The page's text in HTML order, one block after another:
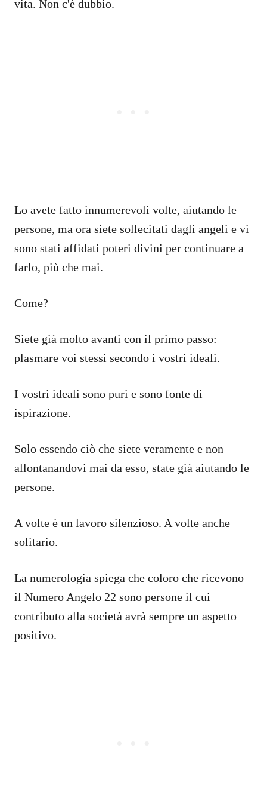
vita. Non c'è dubbio.
Lo avete fatto innumerevoli volte, aiutando le
persone, ma ora siete sollecitati dagli angeli e vi
sono stati affidati poteri divini per continuare a
farlo, più che mai.
Come?
Siete già molto avanti con il primo passo:
plasmare voi stessi secondo i vostri ideali.
I vostri ideali sono puri e sono fonte di
ispirazione.
Solo essendo ciò che siete veramente e non
allontanandovi mai da esso, state già aiutando le
persone.
A volte è un lavoro silenzioso. A volte anche
solitario.
La numerologia spiega che coloro che ricevono
il Numero Angelo 22 sono persone il cui
contributo alla società avrà sempre un aspetto
positivo.